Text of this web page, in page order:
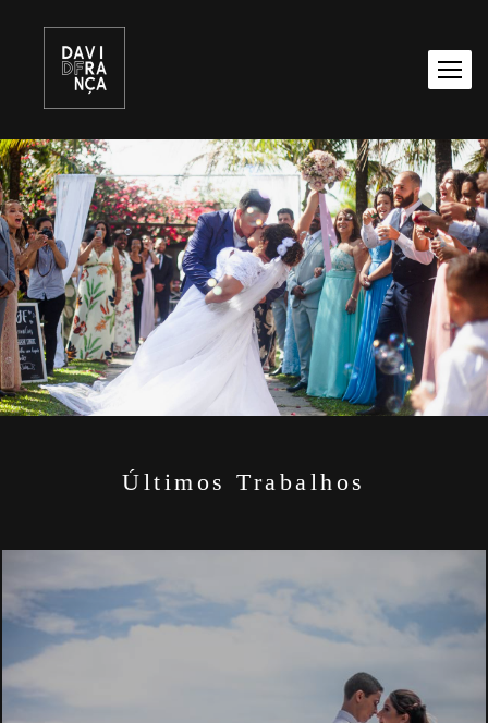
Últimos Trabalhos